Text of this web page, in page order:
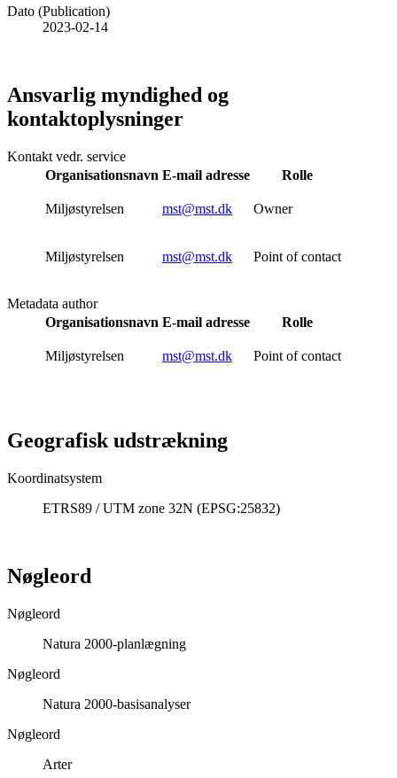
Dato (Publication)
2023-02-14
Ansvarlig myndighed og
kontaktoplysninger
Kontakt vedr. service
Organisationsnavn E-mail adresse Rolle
Miljøstyrelsen mst@mst.dk Owner
Miljøstyrelsen mst@mst.dk Point of contact
Metadata author
Organisationsnavn E-mail adresse Rolle
Miljøstyrelsen mst@mst.dk Point of contact
Geografisk udstrækning
Koordinatsystem
ETRS89 / UTM zone 32N (EPSG:25832)
Nøgleord
Nøgleord
Natura 2000-planlægning
Nøgleord
Natura 2000-basisanalyser
Nøgleord
Arter